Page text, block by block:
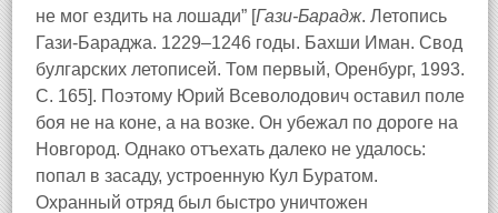
не мог ездить на лошади” [Гази-Барадж. Летопись
Гази-Бараджа. 1229–1246 годы. Бахши Иман. Свод
булгарских летописей. Том первый, Оренбург, 1993.
С. 165]. Поэтому Юрий Всеволодович оставил поле
боя не на коне, а на возке. Он убежал по дороге на
Новгород. Однако отъехать далеко не удалось:
попал в засаду, устроенную Кул Буратом.
Охранный отряд был быстро уничтожен